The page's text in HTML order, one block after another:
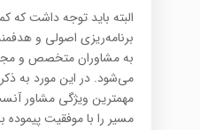
البته باید توجه داشت که
برنامه‌ریزی اصولی و
به مشاوران متخصص و
می‌شود. در این مورد به
مهمترین ویژگی مشاور
مسیر را با موفقیت پیموده